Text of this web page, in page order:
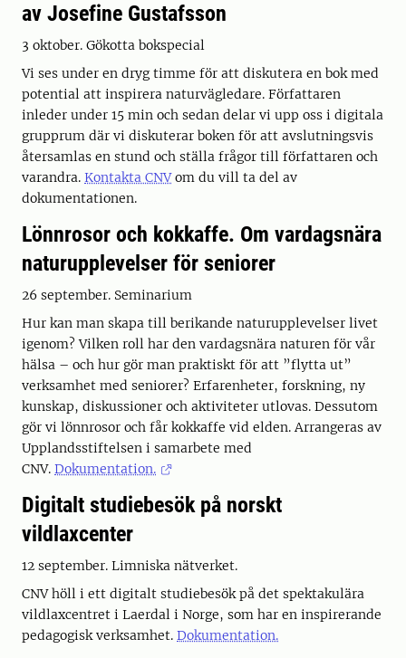
av Josefine Gustafsson
3 oktober. Gökotta bokspecial
Vi ses under en dryg timme för att diskutera en bok med
potential att inspirera naturvägledare. Författaren
inleder under 15 min och sedan delar vi upp oss i digitala
grupprum där vi diskuterar boken för att avslutningsvis
återsamlas en stund och ställa frågor till författaren och
varandra. Kontakta CNVom du vill ta del av
dokumentationen.
Lönnrosor och kokkaffe. Om vardagsnära
naturupplevelser för seniorer
26 september. Seminarium
Hur kan man skapa till berikande naturupplevelser livet
igenom? Vilken roll har den vardagsnära naturen för vår
hälsa – och hur gör man praktiskt för att ”flytta ut”
verksamhet med seniorer? Erfarenheter, forskning, ny
kunskap, diskussioner och aktiviteter utlovas. Dessutom
gör vi lönnrosor och får kokkaffe vid elden. Arrangeras av
Upplandsstiftelsen i samarbete med
CNV. Dokumentation.
Digitalt studiebesök på norskt
vildlaxcenter
12 september. Limniska nätverket.
CNV höll i ett digitalt studiebesök på det spektakulära
vildlaxcentret i Laerdal i Norge, som har en inspirerande
pedagogisk verksamhet. Dokumentation.